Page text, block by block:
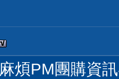
麻煩PM團購資